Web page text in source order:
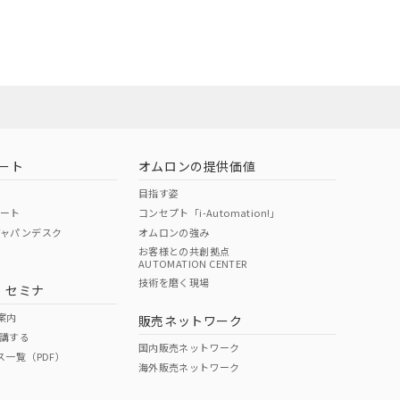
O O
ト
ト
パンデスク
セミナ
内
する
覧（PDF）
オムロンの提供価値
目指す姿
コンセプト「i-Automation!」
オムロンの強み
お客様との共創拠点
AUTOMATION CENTER
技術を磨く現場
販売ネットワーク
国内販売ネットワーク
海外販売ネットワーク